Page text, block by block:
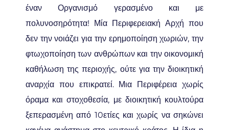
έναν Οργανισμό γερασμένο και με
πολυνοσηρότητα! Μία Περιφερειακή Αρχή που
δεν την νοιάζει για την ερημοποίηση χωριών, την
φτωχοποίηση των ανθρώπων και την οικονομική
καθήλωση της περιοχής, ούτε για την διοικητική
αναρχία που επικρατεί. Μια Περιφέρεια χωρίς
όραμα και στοχοθεσία, με διοικητική κουλτούρα
ξεπερασμένη από 10ετίες και χωρίς να σηκώνει